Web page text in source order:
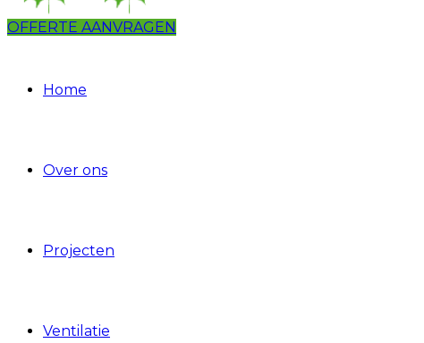
OFFERTE AANVRAGEN
Home
Over ons
Projecten
Ventilatie